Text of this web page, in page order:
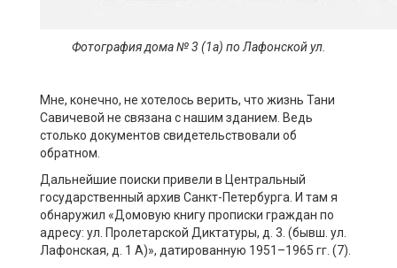
Фотография дома № 3 (1а) по Лафонскойул.
Мне, конечно, не хотелось верить, что жизнь Тани
Савичевой не связана с нашим зданием. Ведь
столько документов свидетельствовали об
обратном.
Дальнейшие поиски привели в Центральный
государственный архив Санкт-Петербурга. И там я
обнаружил «Домовую книгу прописки граждан по
адресу: ул. Пролетарской Диктатуры, д. 3. (бывш. ул.
Лафонская, д. 1 А)», датированную 1951–1965 гг. (7).